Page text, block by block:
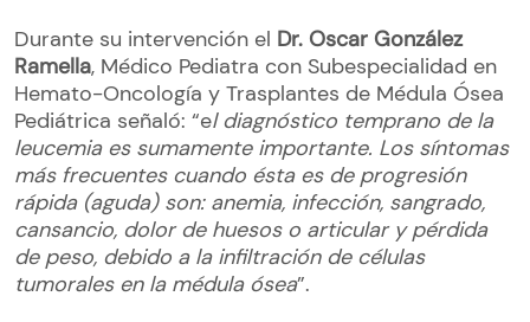
Durante su intervención el Dr. Oscar González
Ramella, Médico Pediatra con Subespecialidad en
Hemato-Oncología y Trasplantes de Médula Ósea
Pediátrica señaló: “el diagnóstico temprano de la
leucemia es sumamente importante. Los síntomas
más frecuentes cuando ésta es de progresión
rápida (aguda) son: anemia, infección, sangrado,
cansancio, dolor de huesos o articular y pérdida
de peso, debido a la infiltración de células
tumorales en la médula ósea”.